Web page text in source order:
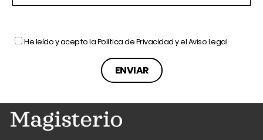
He leído y acepto laPolítica de Privacidady elAviso Legal